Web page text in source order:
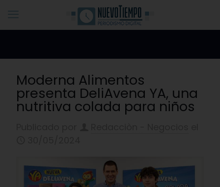
Moderna Alimentos
presenta DeliAvena YA, una
nutritiva colada para niños